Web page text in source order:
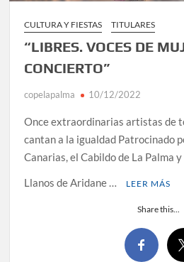
CULTURA Y FIESTAS TITULARES
“LIBRES. VOCES DE
CONCIERTO”
copelapalma 10/12/2022
Once extraordinarias artistas de
cantan a la igualdad Patrocinado
Canarias, el Cabildo de La Palma
Llanos de Aridane …
LEER MÁS
Share this...